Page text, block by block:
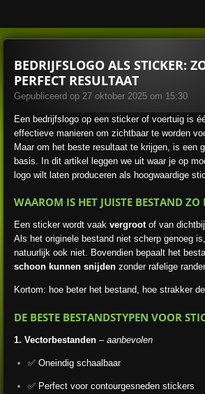
direct
naar
hoofdinhoud
BEDRIJFSLOGO ALS STICKER:
PERFECT RESULTAAT
Gepubliceerd op 27 oktober 2025 om 15:30
Een bedrijfslogo op een sticker of voertuig is
effectieve manieren om zichtbaar te worden
Maar om het beste resultaat te krijgen, is een
basis. In dit artikel leggen we uit waar je op
logo wilt laten produceren als hoogwaardige
WAAROM IS HET JUISTE BESTAND ZO
Een sticker wordt vaak vergrootof van
Als het originele bestand niet scherp genoeg
natuurlijk ook niet. Bovendien bepaalt het
schoon kunnen snijden zonder rafelige
Kortom: hoe beter het bestand, hoe strakker
DE BESTE BESTANDSTYPEN VOOR
1. Vectorbestanden – aanbevolen
✅ Oneindig schaalbaar
✅ Perfect voor contourgesneden stickers